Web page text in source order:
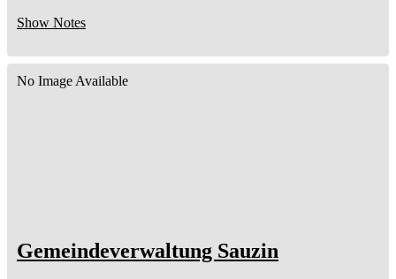
Show Notes
No Image Available
Gemeindeverwaltung Sauzin